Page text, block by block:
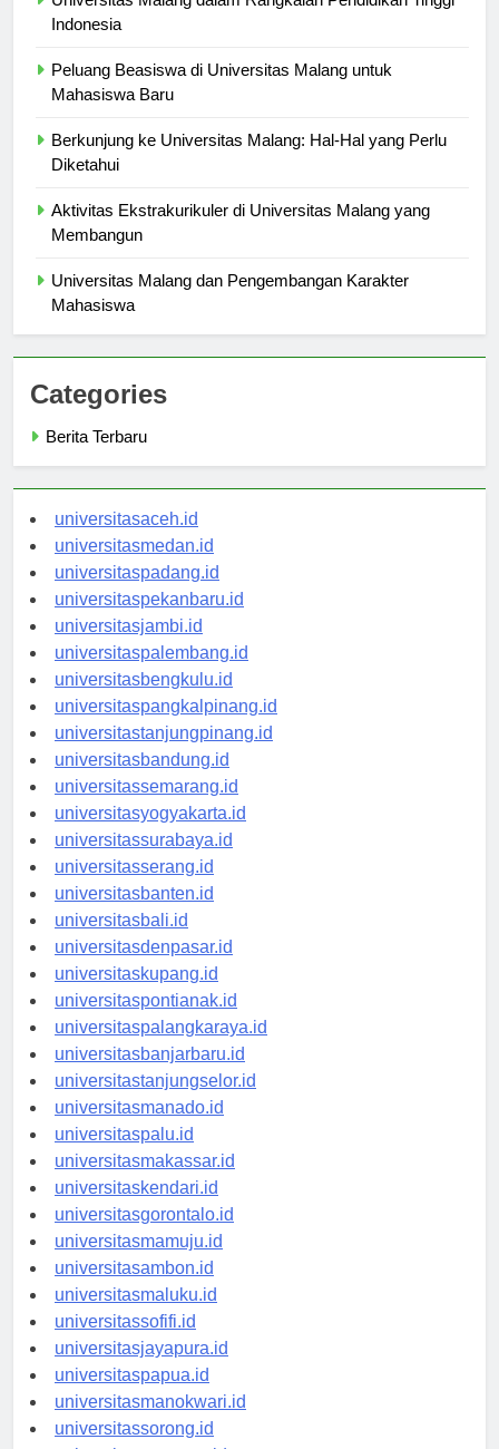
Universitas Malang dalam Rangkaian Pendidikan Tinggi
Peluang Beasiswa di Universitas Malang untuk
Berkunjung ke Universitas Malang: Hal-Hal yang Perlu
Aktivitas Ekstrakurikuler di Universitas Malang yang
Universitas Malang dan Pengembangan Karakter
Categories
universitasaceh.id
universitasmedan.id
universitaspadang.id
universitaspekanbaru.id
universitasjambi.id
universitaspalembang.id
universitasbengkulu.id
universitaspangkalpinang.id
universitastanjungpinang.id
universitasbandung.id
universitassemarang.id
universitasyogyakarta.id
universitassurabaya.id
universitasserang.id
universitasbanten.id
universitasbali.id
universitasdenpasar.id
universitaskupang.id
universitaspontianak.id
universitaspalangkaraya.id
universitasbanjarbaru.id
universitastanjungselor.id
universitasmanado.id
universitaspalu.id
universitasmakassar.id
universitaskendari.id
universitasgorontalo.id
universitasmamuju.id
universitasambon.id
universitasmaluku.id
universitassofifi.id
universitasjayapura.id
universitaspapua.id
universitasmanokwari.id